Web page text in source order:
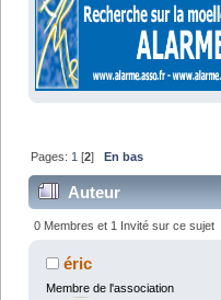
Pages: 1 [2] En bas
Auteur
heterosondage (Lu
0 Membres et 1 Invité sur ce sujet
éric
Membre de l'association